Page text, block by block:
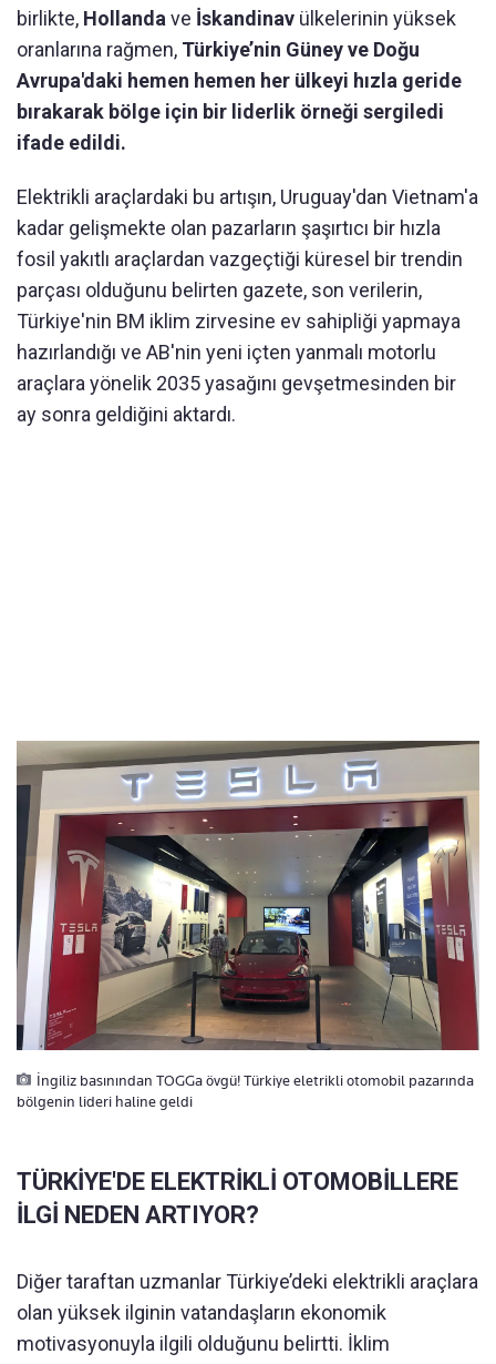
birlikte, Hollanda ve İskandinav ülkelerinin yüksek
oranlarına rağmen, Türkiye’nin Güney ve Doğu
Avrupa'daki hemen hemen her ülkeyi hızla geride
bırakarak bölge için bir liderlik örneği sergiledi
ifade edildi.
Elektrikli araçlardaki bu artışın, Uruguay'dan Vietnam'a
kadar gelişmekte olan pazarların şaşırtıcı bir hızla
fosil yakıtlı araçlardan vazgeçtiği küresel bir trendin
parçası olduğunu belirten gazete, son verilerin,
Türkiye'nin BM iklim zirvesine ev sahipliği yapmaya
hazırlandığı ve AB'nin yeni içten yanmalı motorlu
araçlara yönelik 2035 yasağını gevşetmesinden bir
ay sonra geldiğini aktardı.
İngiliz basınından TOGGa övgü! Türkiye eletrikli otomobil pazarında
bölgenin lideri haline geldi
TÜRKİYE'DE ELEKTRİKLİ OTOMOBİLLERE
İLGİ NEDEN ARTIYOR?
Diğer taraftan uzmanlar Türkiye’deki elektrikli araçlara
olan yüksek ilginin vatandaşların ekonomik
motivasyonuyla ilgili olduğunu belirtti. İklim